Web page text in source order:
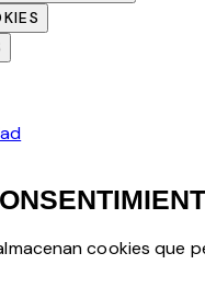
cookies que